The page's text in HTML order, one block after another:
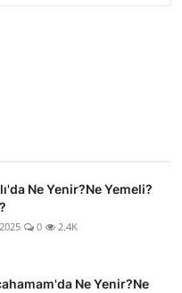
Ne Yenir?Ne Yemeli?
0 2.4K
Ne Yenir?Ne